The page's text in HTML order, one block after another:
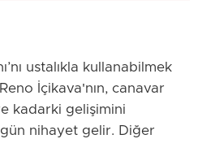
ustalıkla kullanabilmek
İçikava'nın, canavar
kadarki gelişimini
nihayet gelir. Diğer
bizzat tanık